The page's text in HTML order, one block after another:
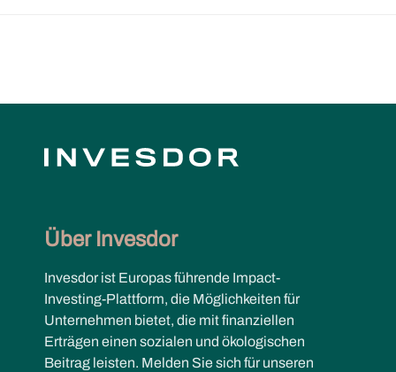
Über Invesdor
Invesdor ist Europas führende Impact-
Investing-Plattform, die Möglichkeiten für
Unternehmen bietet, die mit finanziellen
Erträgen einen sozialen und ökologischen
Beitrag leisten. Melden Sie sich für unseren